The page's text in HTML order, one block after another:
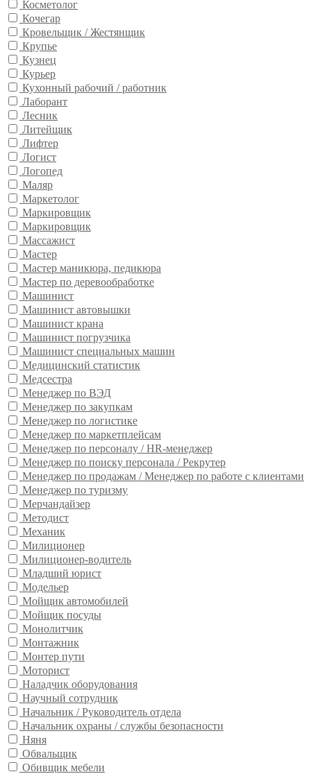
Косметолог
Кочегар
Кровельщик / Жестянщик
Крупье
Кузнец
Курьер
Кухонный рабочий / работник
Лаборант
Лесник
Литейщик
Лифтер
Логист
Логопед
Маляр
Маркетолог
Маркировщик
Маркировщик
Массажист
Мастер
Мастер маникюра, педикюра
Мастер по деревообработке
Машинист
Машинист автовышки
Машинист крана
Машинист погрузчика
Машинист специальных машин
Медицинский статистик
Медсестра
Менеджер по ВЭД
Менеджер по закупкам
Менеджер по логистике
Менеджер по маркетплейсам
Менеджер по персоналу / HR-менеджер
Менеджер по поиску персонала / Рекрутер
Менеджер по продажам / Менеджер по работе с клиентами
Менеджер по туризму
Мерчандайзер
Методист
Механик
Милиционер
Милиционер-водитель
Младший юрист
Модельер
Мойщик автомобилей
Мойщик посуды
Монолитчик
Монтажник
Монтер пути
Моторист
Наладчик оборудования
Научный сотрудник
Начальник / Руководитель отдела
Начальник охраны / службы безопасности
Няня
Обвальщик
Обивщик мебели